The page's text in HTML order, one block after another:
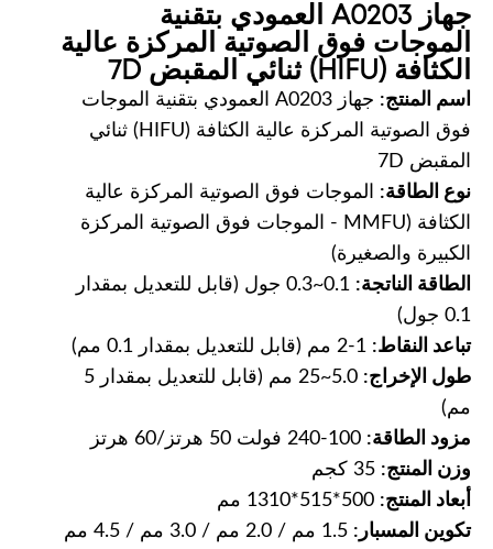
جهاز A0203 العمودي بتقنية
الموجات فوق الصوتية المركزة عالية
الكثافة (HIFU) ثنائي المقبض 7D
اسم المنتج:
جهاز A0203 العمودي بتقنية الموجات
فوق الصوتية المركزة عالية الكثافة (HIFU) ثنائي
المقبض 7D
نوع الطاقة: الموجات فوق الصوتية المركزة عالية
الكثافة (MMFU - الموجات فوق الصوتية المركزة
الكبيرة والصغيرة)
الطاقة الناتجة:
0.1~0.3 جول (قابل للتعديل بمقدار
0.1 جول)
تباعد النقاط:
طول الإخراج:
5.0~25 مم (قابل للتعديل بمقدار 5
مم)
مزود الطاقة:
وزن المنتج:
أبعاد المنتج:
تكوين المسبار:
1.5 مم / 2.0 مم / 3.0 مم / 4.5 مم